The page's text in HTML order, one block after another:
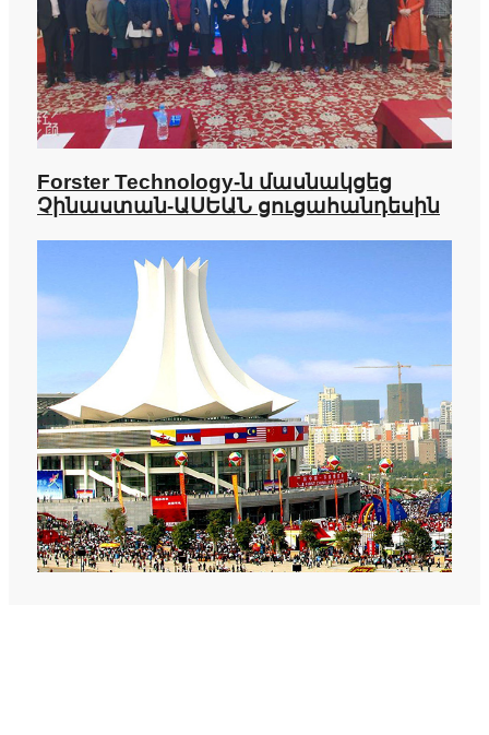
Forster Technology-ն մասնակցեց
Չինաստան-ԱՍԵԱՆ ցուցահանդեսին